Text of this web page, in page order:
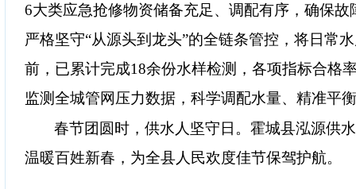
6大类应急抢修物资储备充足、调配有序，确保故
严格坚守“从源头到龙头”的全链条管控，将日常
前，已累计完成18余份水样检测，各项指标合格
监测全城管网压力数据，科学调配水量、精准平
春节团圆时，供水人坚守日。霍城县泓源供
温暖百姓新春，为全县人民欢度佳节保驾护航。